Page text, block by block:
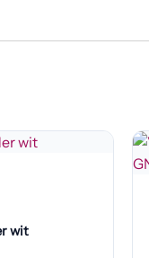
wit